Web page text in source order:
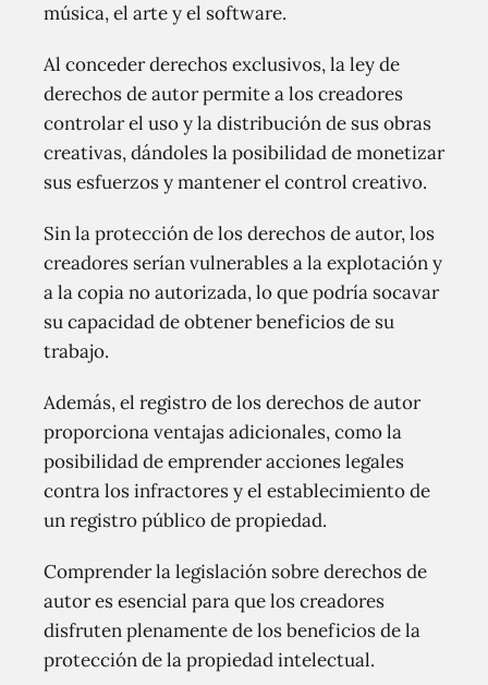
música, el arte y el software.
Al conceder derechos exclusivos, la ley de
derechos de autor permite a los creadores
controlar el uso y la distribución de sus obras
creativas, dándoles la posibilidad de monetizar
sus esfuerzos y mantener el control creativo.
Sin la protección de los derechos de autor, los
creadores serían vulnerables a la explotación y
a la copia no autorizada, lo que podría socavar
su capacidad de obtener beneficios de su
trabajo.
Además, el registro de los derechos de autor
proporciona ventajas adicionales, como la
posibilidad de emprender acciones legales
contra los infractores y el establecimiento de
un registro público de propiedad.
Comprender la legislación sobre derechos de
autor es esencial para que los creadores
disfruten plenamente de los beneficios de la
protección de la propiedad intelectual.